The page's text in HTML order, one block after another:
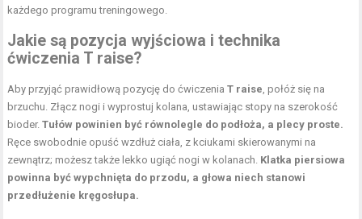
każdego programu treningowego.
Jakie są pozycja wyjściowa i technika
ćwiczenia T raise?
Aby przyjąć prawidłową pozycję do ćwiczeniaT raise, połóż się na
brzuchu. Złącz nogi i wyprostuj kolana, ustawiając stopy na szerokość
bioder.Tułów powinien być równolegle do podłoża, a plecy proste.
Ręce swobodnie opuść wzdłuż ciała, z kciukami skierowanymi na
zewnątrz; możesz także lekko ugiąć nogi w kolanach. Klatka piersiowa
powinna być wypchnięta do przodu, a głowa niech stanowi
przedłużenie kręgosłupa.